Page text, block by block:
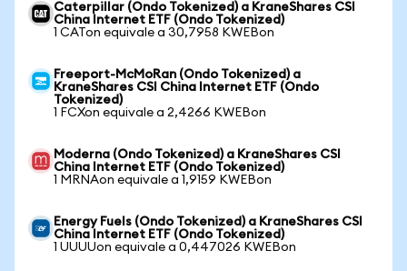
Caterpillar (Ondo Tokenized) a KraneShares CSI
China Internet ETF (Ondo Tokenized)
1 CATon equivale a 30,7958 KWEBon
Freeport-McMoRan (Ondo Tokenized) a
KraneShares CSI China Internet ETF (Ondo
Tokenized)
1 FCXon equivale a 2,4266 KWEBon
Moderna (Ondo Tokenized) a KraneShares CSI
China Internet ETF (Ondo Tokenized)
1 MRNAon equivale a 1,9159 KWEBon
Energy Fuels (Ondo Tokenized) a KraneShares CSI
China Internet ETF (Ondo Tokenized)
1 UUUUon equivale a 0,447026 KWEBon